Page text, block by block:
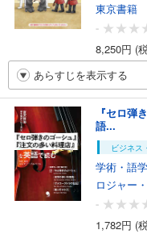
東京書籍
-
8,250円 (
あらすじを表示する
『セロ弾
語...
ビジネス
学術・語学
ロジャー
-
1,782円 (